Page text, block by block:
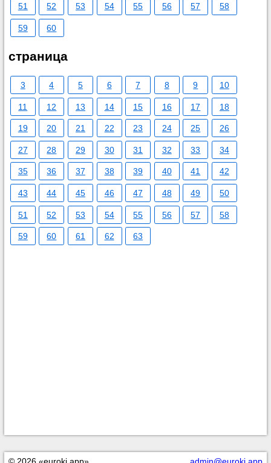
51 52 53 54 55 56 57 58
59 60
страница
3 4 5 6 7 8 9 10
11 12 13 14 15 16 17 18
19 20 21 22 23 24 25 26
27 28 29 30 31 32 33 34
35 36 37 38 39 40 41 42
43 44 45 46 47 48 49 50
51 52 53 54 55 56 57 58
59 60 61 62 63